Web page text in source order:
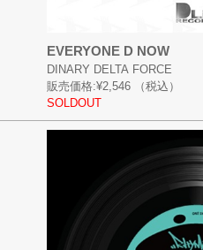
EVERYONE D NOW
DINARY DELTA FORCE
販売価格:¥2,546
（税込）
SOLDOUT